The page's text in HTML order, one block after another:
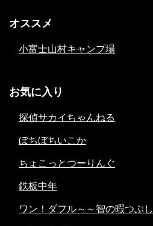
オススメ
小富士山村キャンプ場
お気に入り
探偵サカイちゃんねる
ぼちぼちいこか
ちょこっとつーりんぐ
鉄板中年
ワン！ダフル～～智の暇つぶし